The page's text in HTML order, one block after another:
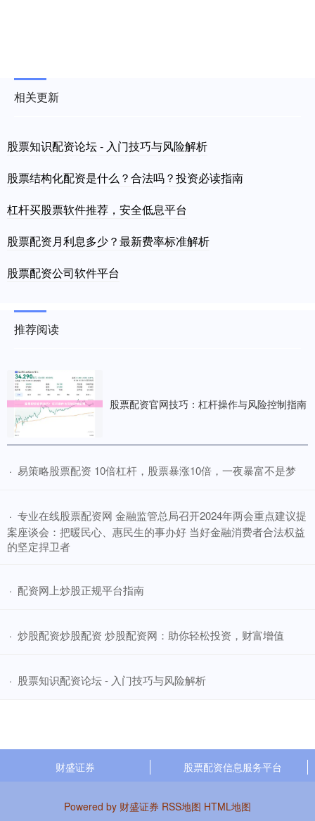
相关更新
股票知识配资论坛 - 入门技巧与风险解析
股票结构化配资是什么？合法吗？投资必读指南
杠杆买股票软件推荐，安全低息平台
股票配资月利息多少？最新费率标准解析
股票配资公司软件平台
推荐阅读
股票配资官网技巧：杠杆操作与风险控制指南
· ​易策略股票配资 10倍杠杆，股票暴涨10倍，一夜暴富不是梦
· ​专业在线股票配资网 金融监管总局召开2024年两会重点建议提
案座谈会：把暖民心、惠民生的事办好 当好金融消费者合法权益
的坚定捍卫者
· ​配资网上炒股正规平台指南
· ​炒股配资炒股配资 炒股配资网：助你轻松投资，财富增值
· ​股票知识配资论坛 - 入门技巧与风险解析
财盛证券 股票配资信息服务平台
Powered by 财盛证券 RSS地图 HTML地图